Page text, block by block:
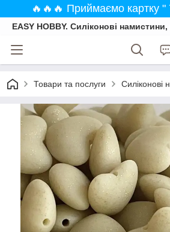
🔥🔥🔥 Приймаємо картку
EASY HOBBY. Силіконові
Товари та послуги Силіконові